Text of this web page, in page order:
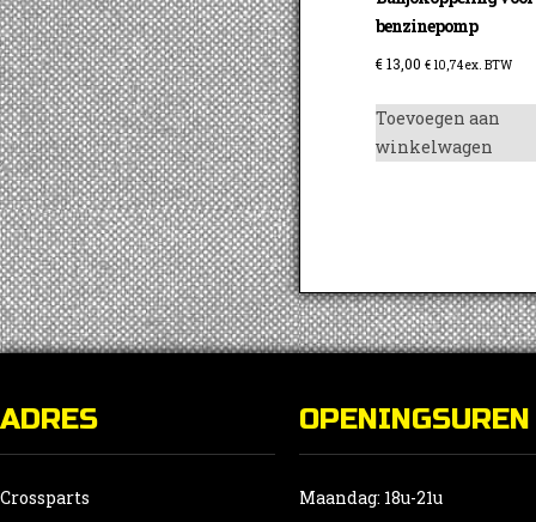
benzinepomp
€13,00 € 10,74ex. BTW
Toevoegen aan
winkelwagen
ADRES
Crossparts
OPENINGSUREN
Maandag: 18u-21u